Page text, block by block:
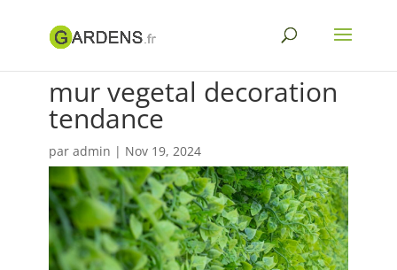
mur vegetal decoration
tendance
par admin | Nov 19, 2024